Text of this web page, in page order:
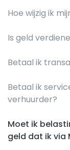
Hoe wijzig ik
Is geld
Betaal ik
Betaal ik
verhuurder?
Moet ik
geld dat ik via